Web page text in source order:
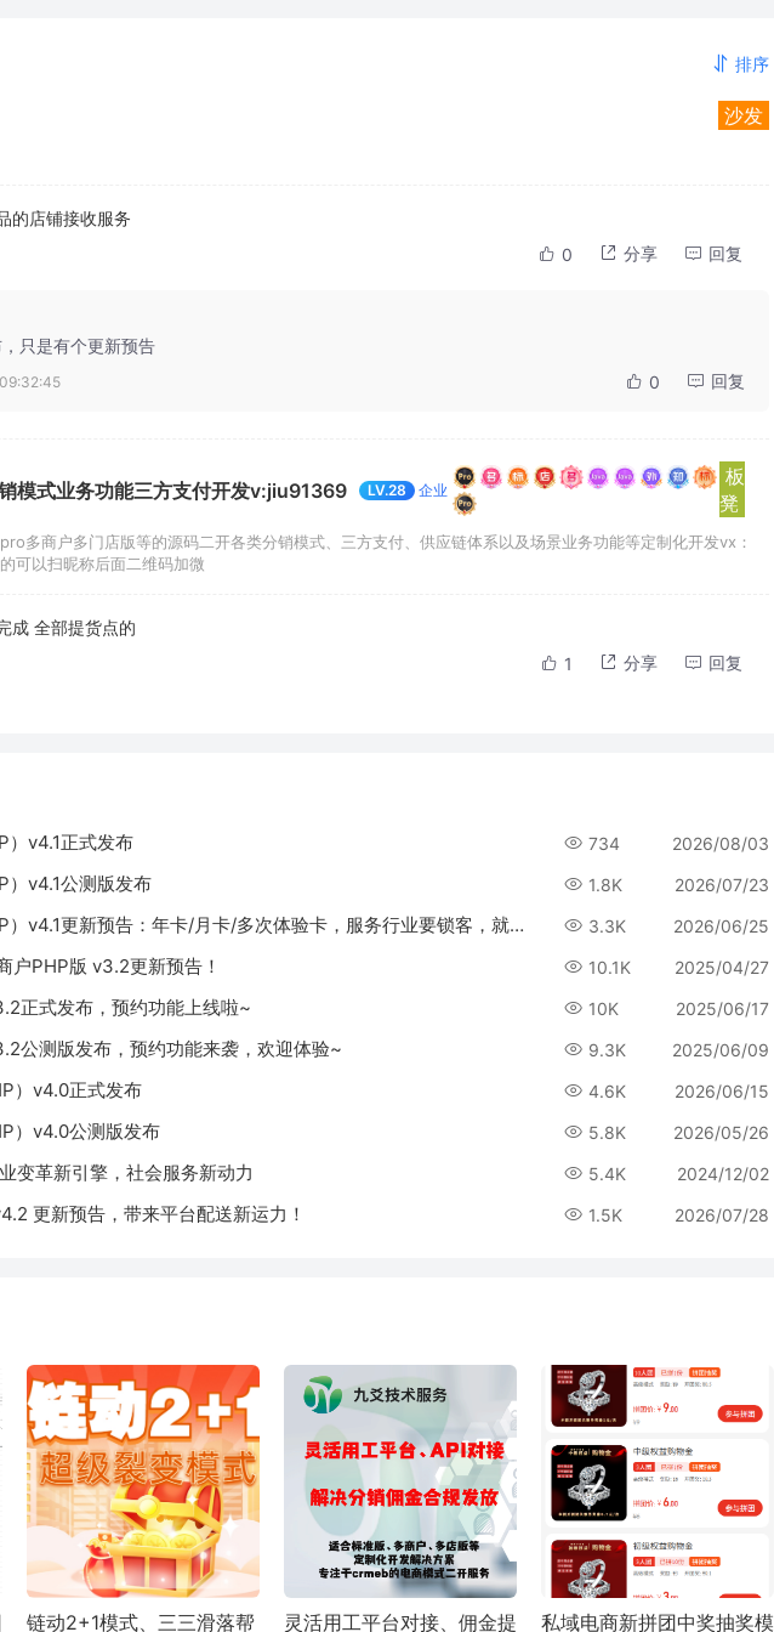
排序
沙发
的店铺接收服务
0 分享 回复
只是有个更新预告
0 回复
模式业务功能三方支付开发v:jiu91369 LV.28 企业
板
凳
多商户多门店版等的源码二开各类分销模式、三方支付、供应链体系以及场景业务功能等定制化开发vx：
可以扫昵称后面二维码加微
成 全部提货点的
1 分享 回复
）v4.1正式发布 734 2026/08/03
）v4.1公测版发布 1.8K 2026/07/23
CRMEB多商户系统（PHP）v4.1更新预告：年卡/月卡/多次体验卡，服务行业要锁客，就用它！ 3.3K 2026/06/25
户PHP版 v3.2更新预告！ 10.1K 2025/04/27
正式发布，预约功能上线啦~ 10K 2025/06/17
公测版发布，预约功能来袭，欢迎体验~ 9.3K 2025/06/09
）v4.0正式发布 4.6K 2026/06/15
）v4.0公测版发布 5.8K 2026/05/26
变革新引擎，社会服务新动力 5.4K 2024/12/02
更新预告，带来平台配送新运力！ 1.5K 2026/07/28
链动2+1模式、三三滑落帮 灵活用工平台对接、佣金提 私域电商新拼团中奖抽奖模